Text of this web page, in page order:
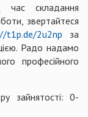
складання
звертайтеся
t1p.de/2u2np за
Радо надамо
професійного
зайнятості: 0-